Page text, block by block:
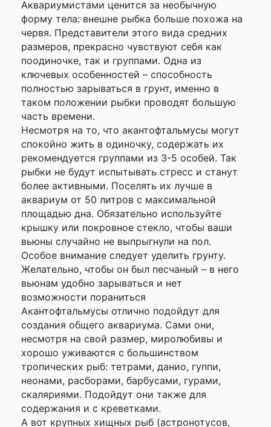
Аквариумистами ценится за необычную
форму тела: внешне рыбка больше похожа на
червя. Представители этого вида средних
размеров, прекрасно чувствуют себя как
поодиночке, так и группами. Одна из
ключевых особенностей – способность
полностью зарываться в грунт, именно в
таком положении рыбки проводят большую
часть времени.
Несмотря на то, что акантофтальмусы могут
спокойно жить в одиночку, содержать их
рекомендуется группами из 3-5 особей. Так
рыбки не будут испытывать стресс и станут
более активными. Поселять их лучше в
аквариум от 50 литров с максимальной
площадью дна. Обязательно используйте
крышку или покровное стекло, чтобы ваши
вьюны случайно не выпрыгнули на пол.
Особое внимание следует уделить грунту.
Желательно, чтобы он был песчаный – в него
вьюнам удобно зарываться и нет
возможности пораниться
Акантофтальмусы отлично подойдут для
создания общего аквариума. Сами они,
несмотря на свой размер, миролюбивы и
хорошо уживаются с большинством
тропических рыб: тетрами, данио, гуппи,
неонами, расборами, барбусами, гурами,
скаляриями. Подойдут они также для
содержания и с креветками.
А вот крупных хищных рыб (астронотусов,
Ваше
имя
Комментарий
Я согласен с
Политикой
конфиденциальности
данного сайта